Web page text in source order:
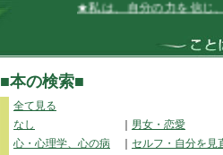
★私は、自分の力を信じ、無力
■本の検索■
全て見る
なし
男女・恋愛
心・心理学、心の病
セルフ・自分を見